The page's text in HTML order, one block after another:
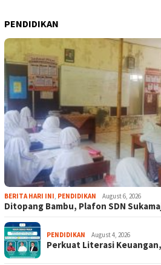
PENDIDIKAN
BERITA HARI INI, PENDIDIKAN August 6, 2026
Ditopang Bambu, Plafon SDN
PENDIDIKAN August 4, 2026
Perkuat Literasi